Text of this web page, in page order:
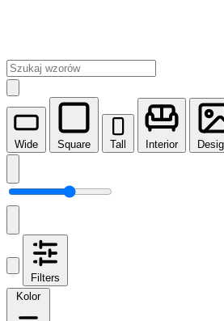
Wide Square Tall Interior
Filters
Kolor